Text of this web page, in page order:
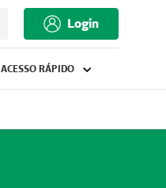
Login
ACESSO RÁPIDO